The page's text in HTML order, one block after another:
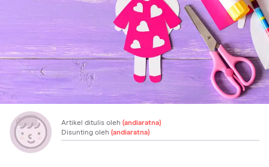
Artikel ditulis oleh (andiaratna)
Disunting oleh (andiaratna)